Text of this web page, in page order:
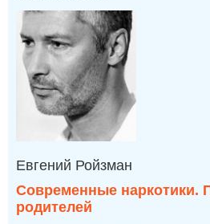
Евгений Ройзман
Современные наркотики.
родителей